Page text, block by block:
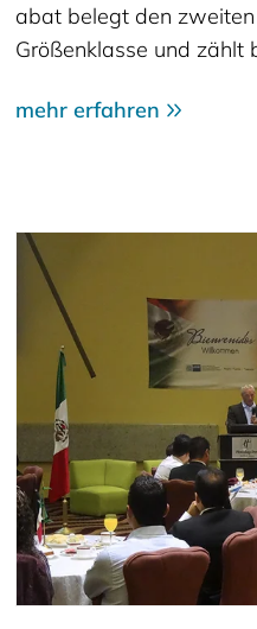
abat belegt den
Größenklasse und zählt
mehr erfahren